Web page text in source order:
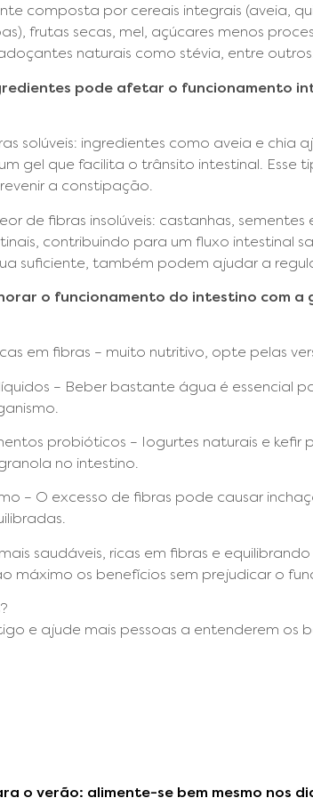
composta por cereais integrais (aveia,
frutas secas, mel, açúcares menos
naturais como stévia, entre
pode afetar o funcionamento
solúveis: ingredientes como aveia e chia
gel que facilita o trânsito intestinal. Esse
a constipação.
de fibras insolúveis: castanhas, sementes
contribuindo para um fluxo intestinal
suficiente, também podem ajudar a
o funcionamento do intestino com a
em fibras – muito nutritivo, opte pelas
– Beber bastante água é essencial
probióticos – Iogurtes naturais e kefir
no intestino.
– O excesso de fibras pode causar
saudáveis, ricas em fibras e
máximo os benefícios sem prejudicar o
e ajude mais pessoas a entenderem os